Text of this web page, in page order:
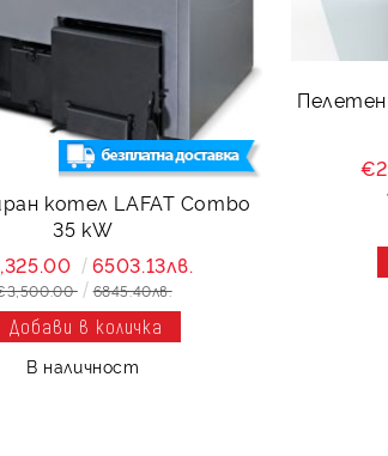
котел LAFAT Combo
35 kW
6503.13лв.
6845.40лв.
В наличност
Пелетен